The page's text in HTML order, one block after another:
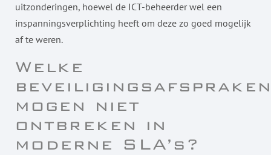
uitzonderingen, hoewel de ICT-beheerder wel een
inspanningsverplichting heeft om deze zo goed mogelijk
af te weren.
Welke
mogen niet
ontbreken in
moderne SLA’s?